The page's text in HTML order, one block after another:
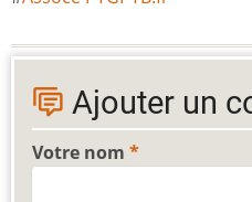
Ajouter un
Votre nom